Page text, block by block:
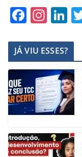
F
c
e
b
o
o
k
In
a
gr
a
m
Li
k
e
dI
n
JÁ VIU ESSES?